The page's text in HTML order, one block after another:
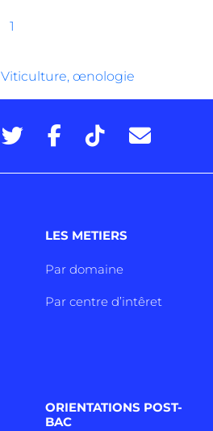
1
Viticulture, œnologie
LES METIERS
Par domaine
Par centre d’intêret
ORIENTATIONS POST-
BAC